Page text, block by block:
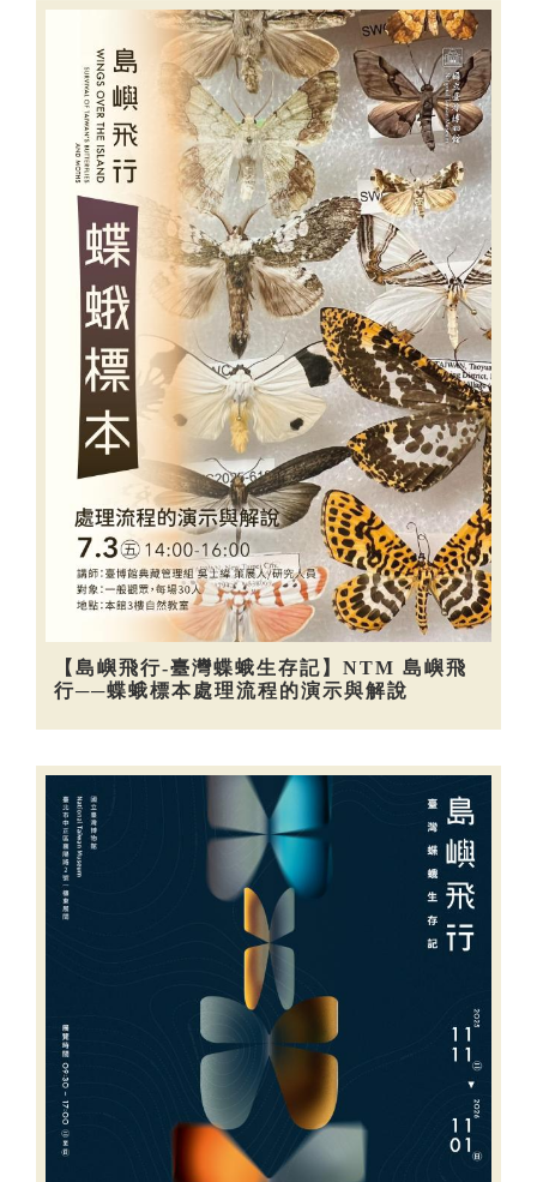
【島嶼飛行-臺灣蝶蛾生存記】NTM 島嶼飛
行──蝶蛾標本處理流程的演示與解說